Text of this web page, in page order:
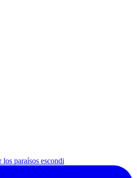
los paraísos escondi